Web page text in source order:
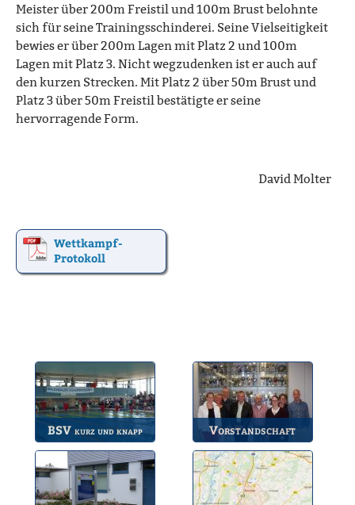
Meister über 200m Freistil und 100m Brust belohnte
sich für seine Trainingsschinderei. Seine Vielseitigkeit
bewies er über 200m Lagen mit Platz 2 und 100m
Lagen mit Platz 3. Nicht wegzudenken ist er auch auf
den kurzen Strecken. Mit Platz 2 über 50m Brust und
Platz 3 über 50m Freistil bestätigte er seine
hervorragende Form.
David Molter
Wettkampf-
Protokoll
BSV kurz und knapp
Die wichtigsten Infos
zum BSV.
Vorstandschaft
Unsere amtierende
Vorstandschaft.